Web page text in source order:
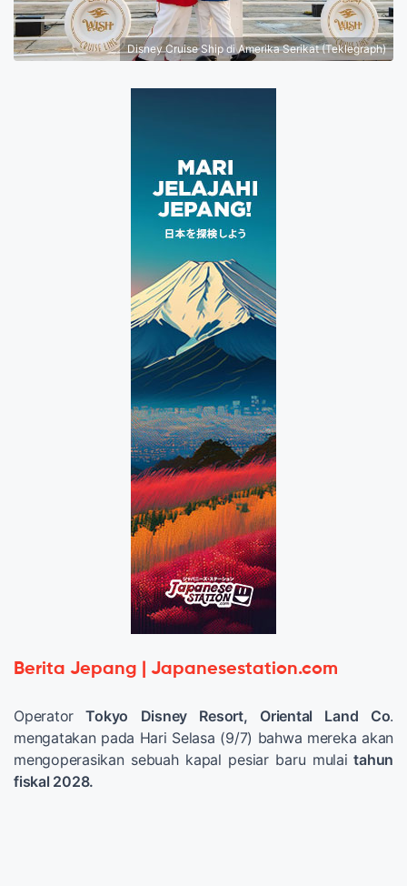
Disney Cruise Ship di Amerika Serikat (Teklegraph)
Berita Jepang | Japanesestation.com
Operator Tokyo Disney Resort, Oriental Land Co.
mengatakan pada Hari Selasa (9/7) bahwa mereka akan
mengoperasikan sebuah kapal pesiar baru mulai tahun
fiskal 2028.